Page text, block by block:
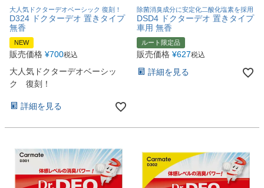
大人気ドクターデオベーシック 復刻！
D324 ドクターデオ 置きタイプ
無香
NEW
販売価格 ¥700税込
大人気ドクターデオベーシッ
ク 復刻！
詳細を見る
除菌消臭成分に安定化二酸化塩素を採用
DSD4 ドクターデオ 置きタイプ
車用 無香
ルート限定品
販売価格 ¥627税込
詳細を見る